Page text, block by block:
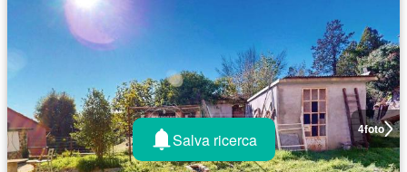
4foto
Salva ricerca